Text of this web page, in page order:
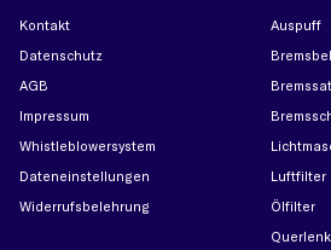
Kontakt
Datenschutz
AGB
Impressum
Whistleblowersystem
Dateneinstellungen
Widerrufsbelehrung
Auspuff
Luftfilter
Ölfilter